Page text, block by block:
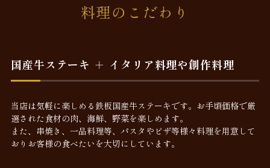
料理のこだわり
国産牛ステーキ ＋ イタリア料理や創作料理
当店は気軽に楽しめる鉄板国産牛ステーキです。お手頃価格で厳
選された食材の肉、海鮮、野菜を楽しめます。
また、串焼き、一品料理等、パスタやピザ等様々料理を用意して
おりお客様の食べたいを大切にしています。